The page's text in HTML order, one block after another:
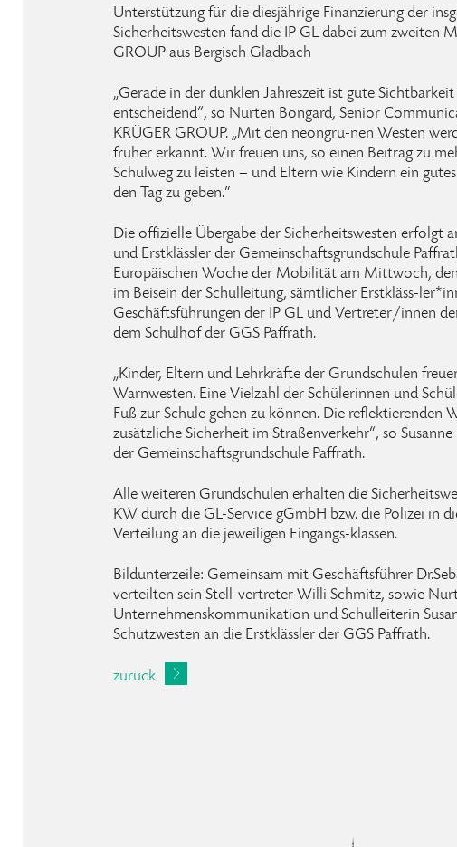
Unterstützung für die diesjährige Finanzierung der
Sicherheitswesten fand die IP GL dabei zum zweiten
GROUP aus Bergisch Gladbach
„Gerade in der dunklen Jahreszeit ist gute
entscheidend“, so Nurten Bongard, Senior
KRÜGER GROUP. „Mit den neongrü-nen Westen
früher erkannt. Wir freuen uns, so einen Beitrag zu
Schulweg zu leisten – und Eltern wie Kindern ein
den Tag zu geben.“
Die offizielle Übergabe der Sicherheitswesten erfolgt
und Erstklässler der Gemeinschaftsgrundschule
Europäischen Woche der Mobilität am Mittwoch, den
im Beisein der Schulleitung, sämtlicher Erstkläss-
Geschäftsführungen der IP GL und Vertreter/innen
dem Schulhof der GGS Paffrath.
„Kinder, Eltern und Lehrkräfte der Grundschulen
Warnwesten. Eine Vielzahl der Schülerinnen und
Fuß zur Schule gehen zu können. Die reflektierenden
zusätzliche Sicherheit im Straßenverkehr“, so
der Gemeinschaftsgrundschule Paffrath.
Alle weiteren Grundschulen erhalten die
KW durch die GL-Service gGmbH bzw. die Polizei in
Verteilung an die jeweiligen Eingangs-klassen.
Bildunterzeile: Gemeinsam mit Geschäftsführer
verteilten sein Stell-vertreter Willi Schmitz, sowie
Unternehmenskommunikation und Schulleiterin
Schutzwesten an die Erstklässler der GGS Paffrath.
zurück